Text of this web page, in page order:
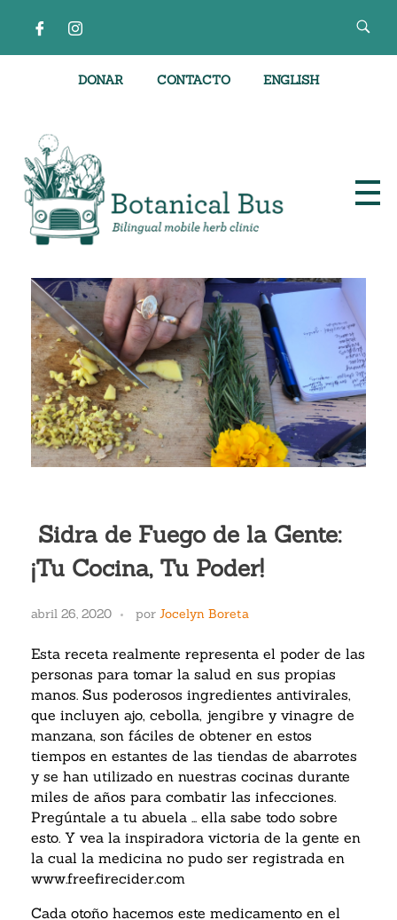
DONAR CONTACTO ENGLISH
Sidra de Fuego de la Gente:
¡Tu Cocina, Tu Poder!
abril 26, 2020 por Jocelyn Boreta
Esta receta realmente representa el poder de las
personas para tomar la salud en sus propias
manos. Sus poderosos ingredientes antivirales,
que incluyen ajo, cebolla, jengibre y vinagre de
manzana, son fáciles de obtener en estos
tiempos en estantes de las tiendas de abarrotes
y se han utilizado en nuestras cocinas durante
miles de años para combatir las infecciones.
Pregúntale a tu abuela … ella sabe todo sobre
esto. Y vea la inspiradora victoria de la gente en
la cual la medicina no pudo ser registrada en
www.freefirecider.com
Cada otoño hacemos este medicamento en el